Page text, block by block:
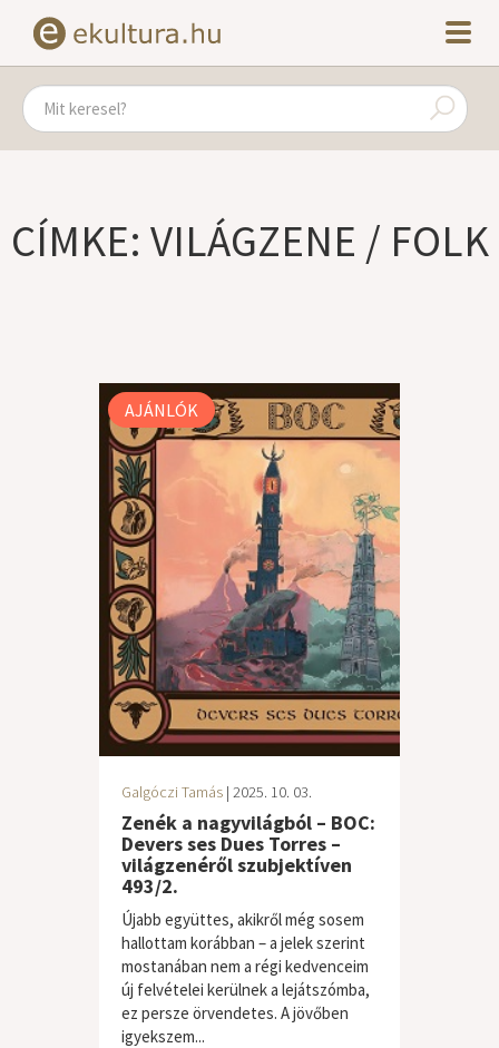
CÍMKE: VILÁGZENE / FOLK
AJÁNLÓK
Galgóczi Tamás | 2025. 10. 03.
Zenék a nagyvilágból – BOC:
Devers ses Dues Torres –
világzenéről szubjektíven
493/2.
Újabb együttes, akikről még sosem
hallottam korábban – a jelek szerint
mostanában nem a régi kedvenceim
új felvételei kerülnek a lejátszómba,
ez persze örvendetes. A jövőben
igyekszem...